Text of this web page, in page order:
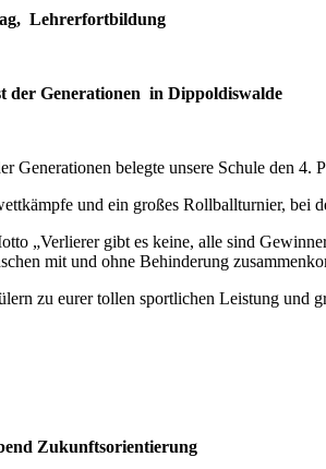
Lehrerfortbildung
der Generationen in Dippoldiswalde
Generationen belegte unsere Schule den
und ein großes Rollballturnier, bei
„Verlierer gibt es keine, alle sind
mit und ohne Behinderung
zu eurer tollen sportlichen Leistung und
Zukunftsorientierung